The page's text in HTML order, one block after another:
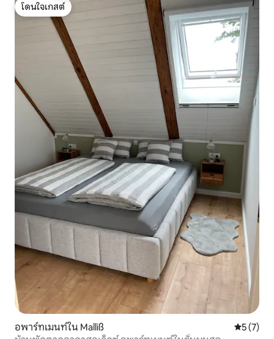
โดนใจเกสต์
โดนใจเกสต์
อพาร์ทเมนท์ใน Malliß คะแนนเฉ
5 (7)